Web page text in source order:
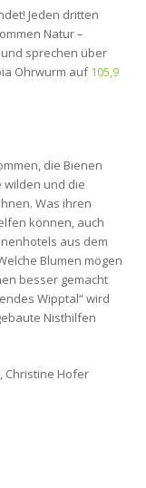
Jeden dritten
Natur –
sprechen über
Ohrwurm auf105,9
die Bienen
wilden und die
Was ihren
können, auch
aus dem
Blumen mögen
besser gemacht
Wipptal“ wird
Nisthilfen
Christine Hofer